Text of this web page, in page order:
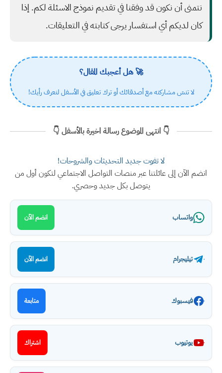
نتمنى أن نكون قد وفقنا في تقديم نموذج الاسئلة لكم. إذا
كان لديكم أي استفسار يرجى كتابته في التعليقات.
🚀 هل أعجبك المقال؟
لا تنسَ مشاركته مع أصدقائك أو ترك تعليق في الأسفل لنعرف رأيك!
👇 انتهى الموضوع رسالة اخيرة بالأسفل 👇
لا تفوت جديد التحديثات والشروحات!
انضم الآن إلى عائلتنا عبر منصات التواصل الاجتماعي لتكون أول من
يتوصل بكل جديد وحصري.
واتساب انضم الآن
تيليجرام انضم الآن
فيسبوك متابعة
يوتيوب اشتراك